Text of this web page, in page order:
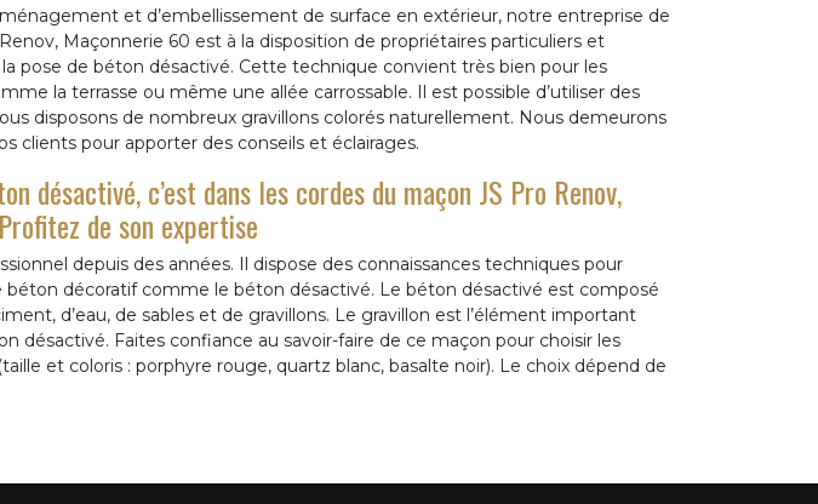
et d’embellissement de surface en extérieur, notre entreprise de
Maçonnerie 60 est à la disposition de propriétaires particuliers et
pose de béton désactivé. Cette technique convient très bien pour les
la terrasse ou même une allée carrossable. Il est possible d’utiliser des
disposons de nombreux gravillons colorés naturellement. Nous demeurons
clients pour apporter des conseils et éclairages.
désactivé, c’est dans les cordes du maçon JS Pro Renov,
de son expertise
depuis des années. Il dispose des connaissances techniques pour
béton décoratif comme le béton désactivé. Le béton désactivé est composé
d’eau, de sables et de gravillons. Le gravillon est l’élément important
désactivé. Faites confiance au savoir-faire de ce maçon pour choisir les
et coloris : porphyre rouge, quartz blanc, basalte noir). Le choix dépend de